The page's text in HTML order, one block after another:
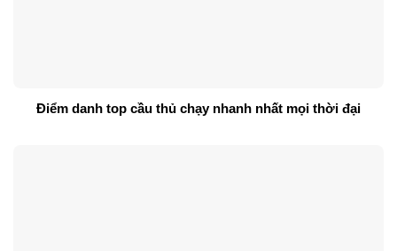
Điểm danh top cầu thủ chạy nhanh nhất mọi thời đại